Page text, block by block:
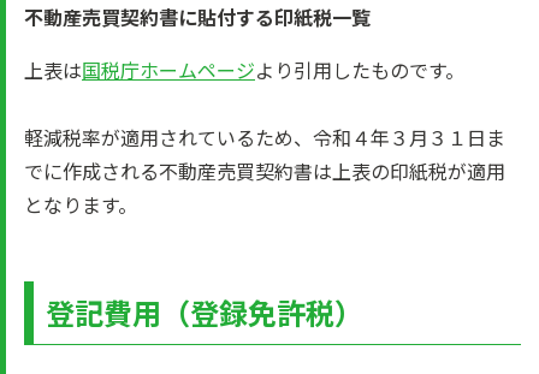
不動産売買契約書に貼付する印紙税一覧
上表は国税庁ホームページより引用したものです。
軽減税率が適用されているため、令和４年３月３１日ま
でに作成される不動産売買契約書は上表の印紙税が適用
となります。
登記費用（登録免許税）